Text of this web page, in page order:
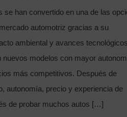
se han convertido en una de las
automotriz gracias a su
ambiental y avances
nuevos modelos con mayor
más competitivos. Después de
autonomía, precio y experiencia de
de probar muchos autos […]